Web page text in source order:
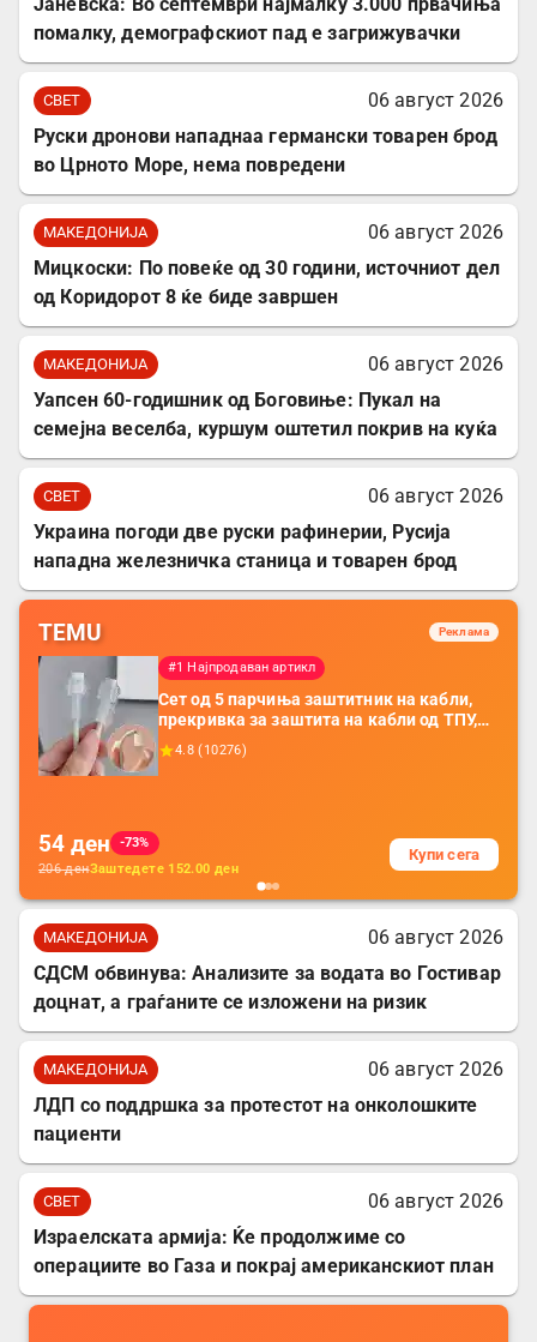
помалку, демографскиот пад е загрижувачки
СВЕТ
06 август 2026
Руски дронови нападнаа германски товарен брод
во Црното Море, нема повредени
МАКЕДОНИЈА
06 август 2026
Мицкоски: По повеќе од 30 години, источниот дел
од Коридорот 8 ќе биде завршен
МАКЕДОНИЈА
06 август 2026
Уапсен 60-годишник од Боговиње: Пукал на
семејна веселба, куршум оштетил покрив на куќа
СВЕТ
06 август 2026
Украина погоди две руски рафинерии, Русија
нападна железничка станица и товарен брод
TEMU Реклама
#1 Најпродаван артикл
Сет од 5 парчиња заштитник на кабли,
прекривка за заштита на кабли од ТПУ,
додатоци за заштита на кабли, без
батерија, за мобилни телефони, комплет
4.8 (10276)
54 ден
-73%
206денЗаштедете 152.00 ден
Купи сега
МАКЕДОНИЈА
06 август 2026
СДСМ обвинува: Анализите за водата во Гостивар
доцнат, а граѓаните се изложени на ризик
МАКЕДОНИЈА
06 август 2026
ЛДП со поддршка за протестот на онколошките
пациенти
СВЕТ
06 август 2026
Израелската армија: Ќе продолжиме со
операциите во Газа и покрај американскиот план